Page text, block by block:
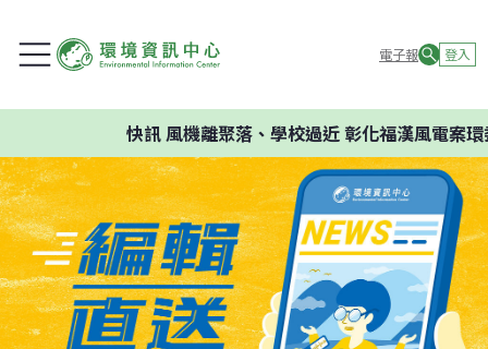
電子報 登入
快訊風機離聚落、學校過近 彰化福漢風電案環